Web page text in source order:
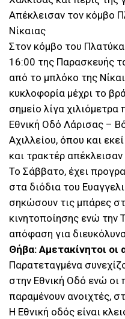
Απέκλεισαν τον κόμβο
Νίκαιας
Στον κόμβο του
16:00 της Παρασκευής
από το μπλόκο της
κυκλοφορία μέχρι το
σημείο λίγα χιλιόμετρα
Εθνική Οδό Λάρισας –
Αχιλλείου, όπου και
και τρακτέρ
Το Σάββατο, έχει
στα διόδια του
σηκώσουν τις μπάρες
κινητοποίησης ενώ την
απόφαση για
Θήβα: Αμετακίνητοι
Παρατεταγμένα
στην Εθνική Οδό ενώ οι
παραμένουν ανοιχτές,
Η Εθνική οδός είναι